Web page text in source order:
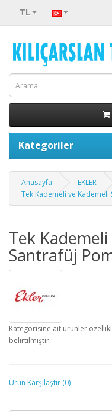
TL
Kategoriler
Anasayfa
EKLER
Tek Kademeli ve
Tek
Santrafüj
Kategorisine ait ürünler
belirtilmiştir.
Ürün Karşılaştır (0)